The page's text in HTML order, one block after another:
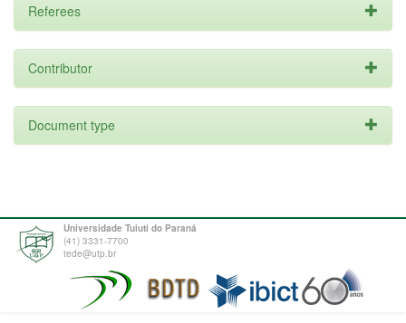
Referees
Contributor
Document type
Universidade Tuiuti do Paraná
(41) 3331-7700
tede@utp.br